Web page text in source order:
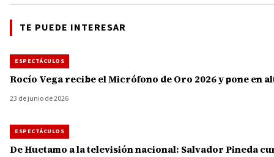
TE PUEDE INTERESAR
ESPECTÁCULOS
Rocío Vega recibe el Micrófono de Oro 2026 y pone en
23 de junio de 2026
ESPECTÁCULOS
De Huetamo a la televisión nacional: Salvador Pineda